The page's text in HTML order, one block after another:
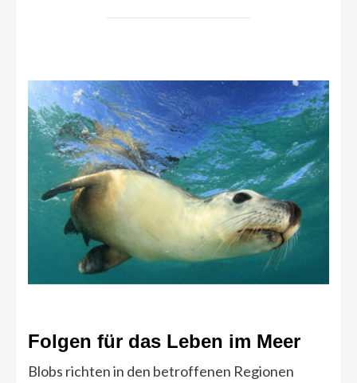
Folgen für das Leben im Meer
Blobs richten in den betroffenen Regionen